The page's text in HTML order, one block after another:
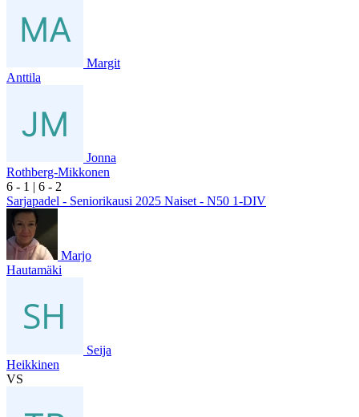
Margit
Anttila
Jonna
Rothberg-Mikkonen
6 - 1 | 6 - 2
Sarjapadel - Seniorikausi 2025 Naiset - N50 1-DIV
Marjo
Hautamäki
Seija
Heikkinen
VS